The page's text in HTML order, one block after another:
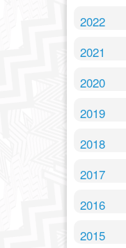
2022
2021
2020
2019
2018
2017
2016
2015